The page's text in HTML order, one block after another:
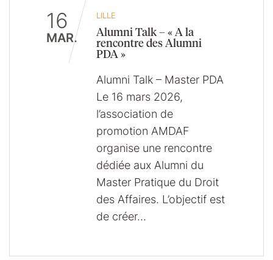
16
MAR.
LILLE
Alumni Talk – « A la
rencontre des Alumni
PDA »
Alumni Talk – Master PDA
Le 16 mars 2026,
l’association de
promotion AMDAF
organise une rencontre
dédiée aux Alumni du
Master Pratique du Droit
des Affaires. L’objectif est
de créer…